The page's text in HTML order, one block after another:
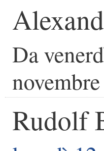
Da
Rudolf